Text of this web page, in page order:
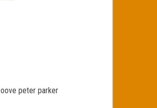
peter parker